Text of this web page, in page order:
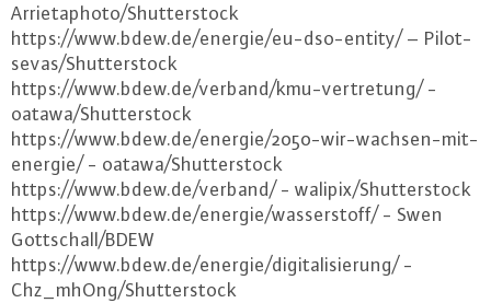
Ar­ri­et­a­pho­to/Shut­ter­stock
https://​www.​bdew.​de/​energie/​eu-​dso-​entity/ – Pi­lot­
se­vas/Shut­ter­stock
https://​www.​bdew.​de/​verband/​kmu-​vertretung/ -
oatawa/Shut­ter­stock
https://​www.​bdew.​de/​energie/​2050-​wir-​wachsen-​mit-​
energie/ - oatawa/Shut­ter­stock
https://​www.​bdew.​de/​verband/ - walipix/Shut­ter­stock
https://​www.​bdew.​de/​energie/​wasserstoff/ - Swen
Gott­schall/BDEW
https://​www.​bdew.​de/​energie/​digitalisierung/ -
Chz_mhOng/Shut­ter­stock